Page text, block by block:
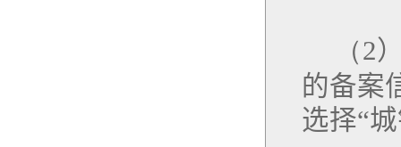
（2
的备案
选择“